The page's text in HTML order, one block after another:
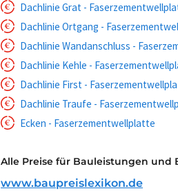
Dachlinie Grat -
Dachlinie Ortgang -
Dachlinie Wandanschluss -
Dachlinie Kehle -
Dachlinie First -
Dachlinie Traufe -
Ecken - Faserzementwellplatte
Alle Preise für Bauleistungen und
www.baupreislexikon.de